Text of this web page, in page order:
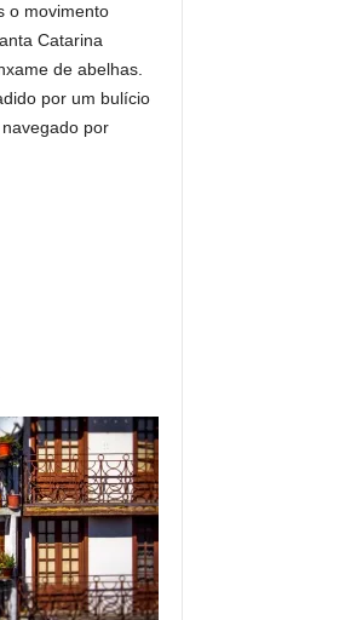
o movimento
Catarina
de abelhas.
por um bulício
por